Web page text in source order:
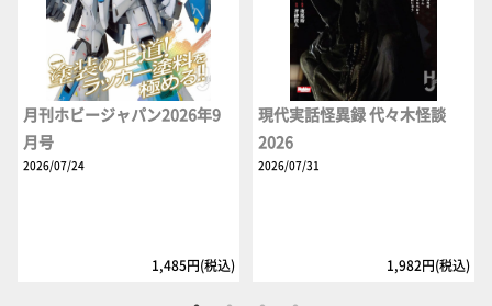
月刊ホビージャパン2026年9
月号
2026/07/24
1,485円(税込)
現代実話怪異録 代々木怪談
2026
2026/07/31
1,982円(税込)